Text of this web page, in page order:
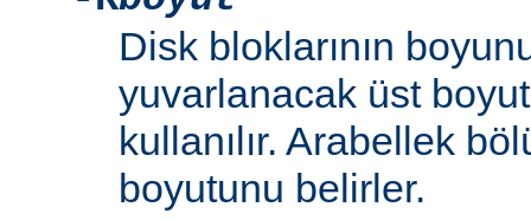
Disk bloklarının
yuvarlanacak üst
kullanılır. Arabellek
boyutunu belirler.